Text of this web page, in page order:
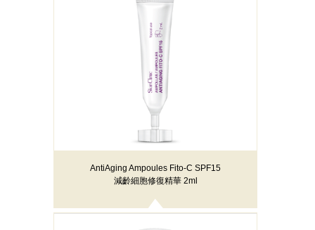
AntiAging Ampoules Fito-C SPF15
減齡細胞修復精華 2ml